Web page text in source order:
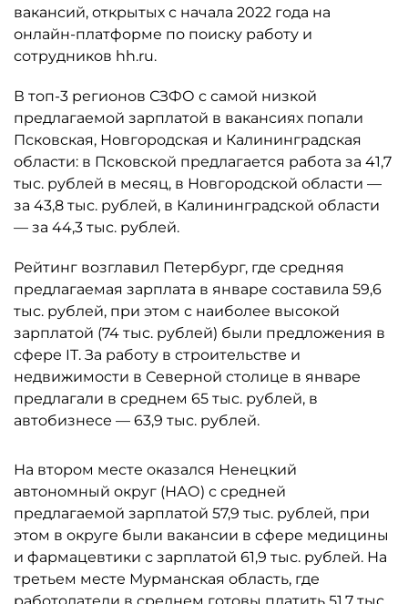
вакансий, открытых с начала 2022 года на
онлайн-платформе по поиску работу и
сотрудников hh.ru.
В топ-3 регионов СЗФО с самой низкой
предлагаемой зарплатой в вакансиях попали
Псковская, Новгородская и Калининградская
области: в Псковской предлагается работа за 41,7
тыс. рублей в месяц, в Новгородской области —
за 43,8 тыс. рублей, в Калининградской области
— за 44,3 тыс. рублей.
Рейтинг возглавил Петербург, где средняя
предлагаемая зарплата в январе составила 59,6
тыс. рублей, при этом с наиболее высокой
зарплатой (74 тыс. рублей) были предложения в
сфере IT. За работу в строительстве и
недвижимости в Северной столице в январе
предлагали в среднем 65 тыс. рублей, в
автобизнесе — 63,9 тыс. рублей.
На втором месте оказался Ненецкий
автономный округ (НАО) с средней
предлагаемой зарплатой 57,9 тыс. рублей, при
этом в округе были вакансии в сфере медицины
и фармацевтики с зарплатой 61,9 тыс. рублей. На
третьем месте Мурманская область, где